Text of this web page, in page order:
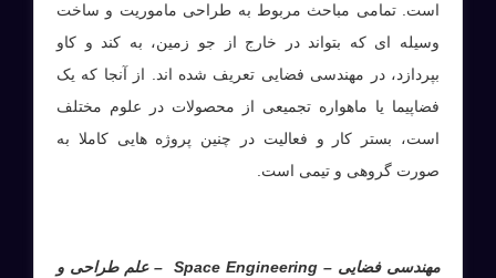
است. تمامی مباحث مربوط به طراحی ماموریت و ساخت
وسیله ای که بتواند در خارج از جو زمین، به کند و کاو
بپردازد، در مهندسی فضایی تعریف شده اند. از آنجا که یک
فضاپیما یا ماهواره تجمیعی از محصولات در علوم مختلف
است، بستر کار و فعالیت در چنین پروژه هایی کاملا به
صورت گروهی و تیمی است.
مهندسی فضایی –
Space Engineering
– علم طراحی و